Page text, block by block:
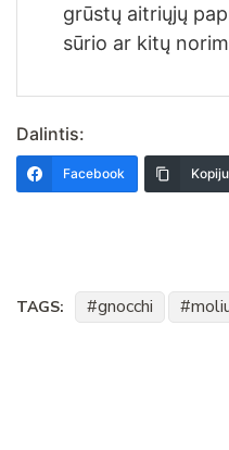
grūstų aitriųjų
sūrio ar kitų
Dalintis:
Facebook
TAGS: gnocchi